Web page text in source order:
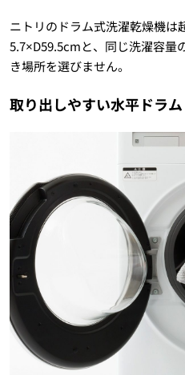
ニトリのドラム式洗濯乾燥機は
5.7×D59.5cmと、同じ洗濯容量
き場所を選びません。
取り出しやすい水平ドラム